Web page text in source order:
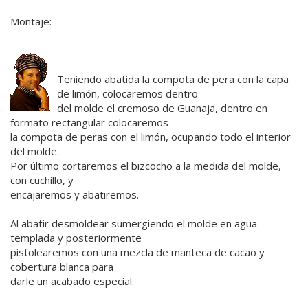
Montaje:
Teniendo abatida la compota de pera con la capa
de limón, colocaremos dentro
del molde el cremoso de Guanaja, dentro en
formato rectangular colocaremos
la compota de peras con el limón, ocupando todo el interior
del molde.
Por último cortaremos el bizcocho a la medida del molde,
con cuchillo, y
encajaremos y abatiremos.
Al abatir desmoldear sumergiendo el molde en agua
templada y posteriormente
pistolearemos con una mezcla de manteca de cacao y
cobertura blanca para
darle un acabado especial.